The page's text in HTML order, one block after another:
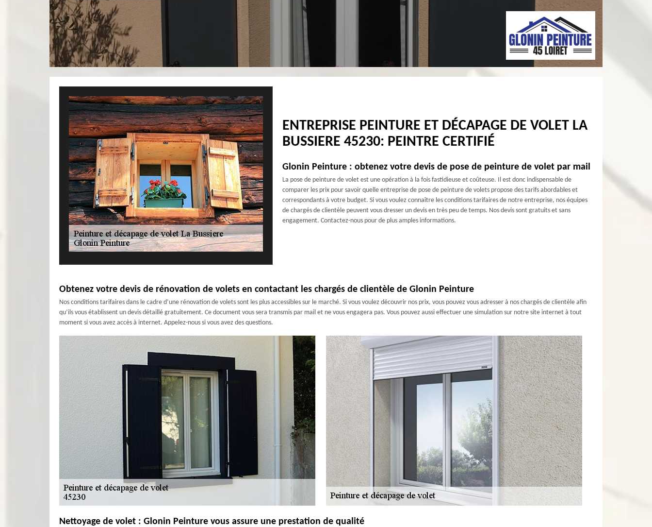
ENTREPRISE PEINTURE ET DÉCAPAGE DE VOLET LA
BUSSIERE 45230: PEINTRE CERTIFIÉ
Glonin Peinture : obtenez votre devis de pose de peinture de volet par mail
La pose de peinture de volet est une opération à la fois fastidieuse et coûteuse. Il est donc indispensable de
comparer les prix pour savoir quelle entreprise de pose de peinture de volets propose des tarifs abordables et
correspondants à votre budget. Si vous voulez connaître les conditions tarifaires de notre entreprise, nos équipes
de chargés de clientèle peuvent vous dresser un devis en très peu de temps. Nos devis sont gratuits et sans
engagement. Contactez-nous pour de plus amples informations.
Obtenez votre devis de rénovation de volets en contactant les chargés de clientèle de Glonin Peinture
Nos conditions tarifaires dans le cadre d’une rénovation de volets sont les plus accessibles sur le marché. Si vous voulez découvrir nos prix, vous pouvez vous adresser à nos chargés de clientèle afin
qu’ils vous établissent un devis détaillé gratuitement. Ce document vous sera transmis par mail et ne vous engagera pas. Vous pouvez aussi effectuer une simulation sur notre site internet à tout
moment si vous avez accès à internet. Appelez-nous si vous avez des questions.
Nettoyage de volet : Glonin Peinture vous assure une prestation de qualité